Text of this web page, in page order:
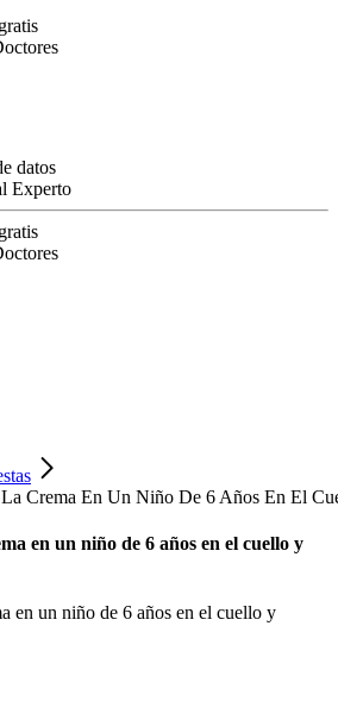
datos
Experto
Crema En Un Niño De 6 Años En El
en un niño de 6 años en el cuello y
en un niño de 6 años en el cuello y